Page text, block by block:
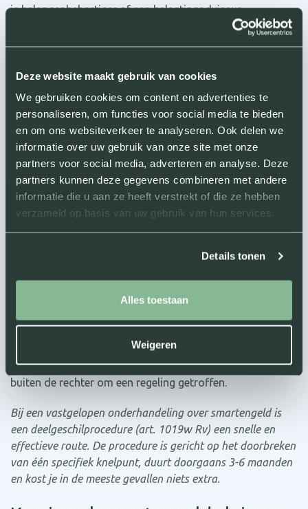
Deze website maakt gebruik van cookies
We gebruiken cookies om content en advertenties te
personaliseren, om functies voor social media te bieden
en om ons websiteverkeer te analyseren. Ook delen we
informatie over uw gebruik van onze site met onze
partners voor social media, adverteren en analyse. Deze
partners kunnen deze gegevens combineren met andere
informatie die u aan ze heeft verstrekt of die ze hebben
verzameld op basis van uw gebruik van hun services.
Details tonen
Alles toestaan
Weigeren
je belangenbehartiger of een belastingadviseur.
Krijg je ook smartengeld bij
tijdelijk letsel?
Ja. Ook voor tijdelijke pijn en beperkingen tijdens je
herstelperiode kun je aanspraak maken op smartengeld.
De duur en intensiteit van je klachten spelen daarbij een
rol. Zelfs bij volledig herstel heb je aanspraak op een
vergoeding voor de periode waarin je pijn en beperkingen
hebt ervaren. Een gebroken pols die volledig geneest,
geeft recht op smartengeld voor de herstelperiode.
Wat als de verzekeraar te weinig
Je bent nooit verplicht het eerste aanbod te accepteren.
Verzekeraars beginnen vaak met een laag openingsbod.
onderhandelen en, indien nodig, de zaak aan de rechter
voorleggen. In de meeste letselschadezaken wordt er
buiten de rechter om een regeling getroffen.
Bij een vastgelopen onderhandeling over smartengeld is
een deelgeschilprocedure (art. 1019w Rv) een snelle en
effectieve route. De procedure is gericht op het doorbreken
van één specifiek knelpunt, duurt doorgaans 3-6 maanden
en kost je in de meeste gevallen niets extra.